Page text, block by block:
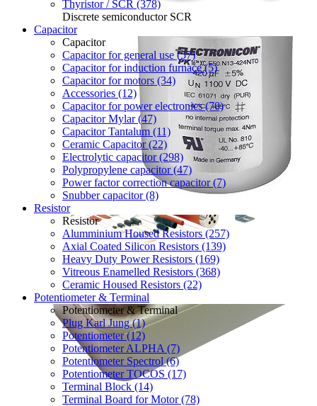
Thyristor / SCR (378)
Discrete semiconductor SCR
Capacitor
Capacitor
Capacitor for general use (57)
Capacitor for induction furnace (5)
Capacitor for motors (34)
Accessories (12)
Capacitor for power electronics (70)
Capacitor Mylar (47)
Capacitor Tantalum (11)
Ceramic Capacitor (22)
Electrolytic capacitor (298)
Polypropylene capacitor (47)
Power factor correction capacitor (7)
Snubber capacitor (8)
Resistor
Resistor
Alumminium Housed Resistors (257)
Axial Coated Silicon Resistors (139)
Heavy Duty Power Resistors (169)
Vitreous Enamelled Resistors (368)
Ceramic Housed Resistors (22)
Potentiometer & Terminal
Potentiometer & Terminal
Plug Karl Jung (1)
Potentiometer (12)
Potentiometer ALPHA (7)
Potentiometer Spectrol (6)
Potentiometer TOCOS (17)
Terminal Block (14)
Terminal Board for Motor (78)